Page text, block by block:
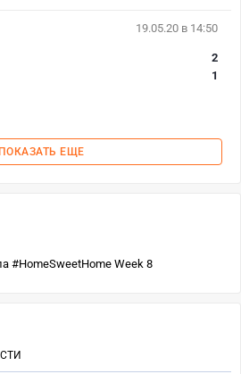
19.05.20 в 14:50
2
1
ПОКАЗАТЬ ЕЩЕ
#HomeSweetHome Week 8